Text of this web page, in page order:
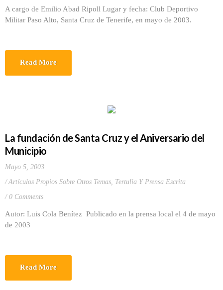
A cargo de Emilio Abad Ripoll Lugar y fecha: Club Deportivo
Militar Paso Alto, Santa Cruz de Tenerife, en mayo de 2003.
Read More
La fundación de Santa Cruz y el Aniversario del
Municipio
Mayo 5, 2003
Artículos Propios Sobre Otros Temas, Tertulia Y Prensa Escrita
0 Comments
Autor: Luis Cola Benítez Publicado en la prensa local el 4 de mayo
de 2003
Read More